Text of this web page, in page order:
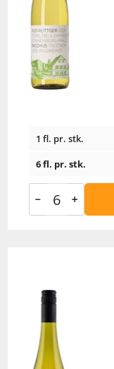
1 fl. pr. stk.
6 fl. pr. stk.